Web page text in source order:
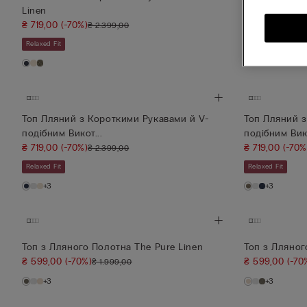
Linen
₴ 719,00(-70%)₴ 2.399,00
Relaxed Fit Relaxed Fit
Топ Лляний з Короткими Рукавами й V-
подібним Викот...
₴ 719,00(-70%)₴ 2.399,00
Relaxed Fit
+3
Топ Лляний
подібним
₴ 719,00(-
Relaxed Fit
+3
Топ з Лляного Полотна The Pure Linen
₴ 599,00(-70%)₴ 1.999,00
+3
Топ з
₴ 599,00(-
+3